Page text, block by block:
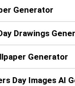
Generator
Drawings
Generator
Day Images AI